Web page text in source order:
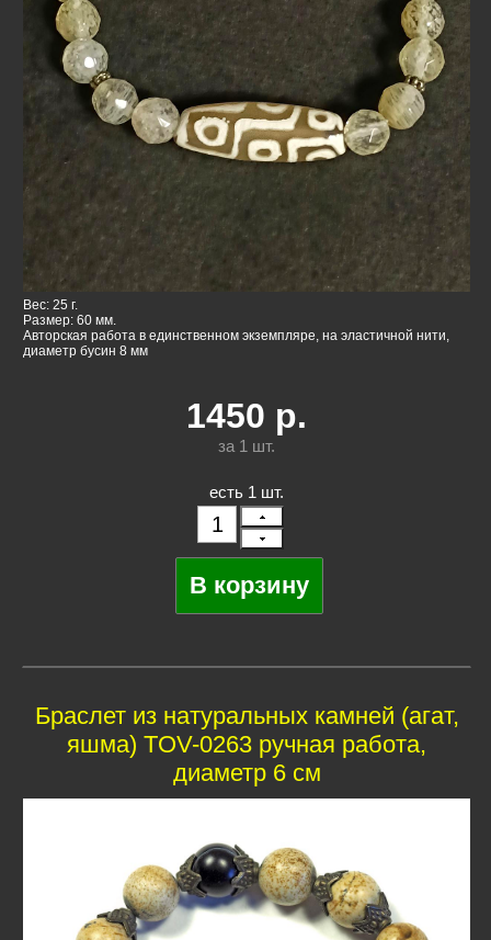
Вес: 25 г.
Размер: 60 мм.
Авторская работа в единственном экземпляре, на эластичной нити,
диаметр бусин 8 мм
1450 р.
за 1 шт.
есть 1 шт.
Браслет из натуральных камней (агат,
яшма) TOV-0263 ручная работа,
диаметр 6 см